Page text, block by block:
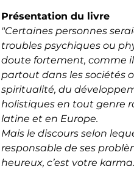
Présentation du livre
"Certaines personnes
troubles psychiques ou
doute fortement, comme
partout dans les sociétés
spiritualité, du
holistiques en tout genre
latine et en Europe.
Mais le discours selon
responsable de ses
heureux, c’est votre